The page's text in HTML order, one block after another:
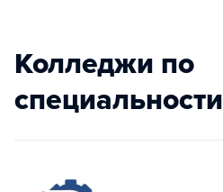
Колледжи по
специальности